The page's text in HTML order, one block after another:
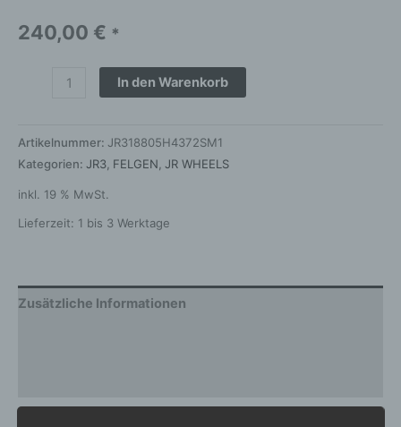
240,00 € *
In den Warenkorb
Artikelnummer: JR318805H4372SM1
Kategorien: JR3 FELGEN JR WHEELS
inkl. 19 % MwSt.
Lieferzeit: 1 bis 3 Werktage
Zusätzliche Informationen